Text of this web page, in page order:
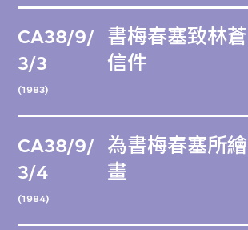
CA38/9/
3/3
(1983)
書梅春塞致林
信件
CA38/9/
3/4
(1984)
為書梅春塞所
畫